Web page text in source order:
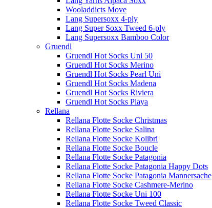
Wooladdicts Move
Lang Supersoxx 4-ply
Lang Super Soxx Tweed 6-ply
Lang Supersoxx Bamboo Color
Gruendl
Gruendl Hot Socks Uni 50
Gruendl Hot Socks Merino
Gruendl Hot Socks Pearl Uni
Gruendl Hot Socks Madena
Gruendl Hot Socks Riviera
Gruendl Hot Socks Playa
Rellana
Rellana Flotte Socke Christmas
Rellana Flotte Socke Salina
Rellana Flotte Socke Kolibri
Rellana Flotte Socke Boucle
Rellana Flotte Socke Patagonia
Rellana Flotte Socke Patagonia Happy Dots
Rellana Flotte Socke Patagonia Mannersache
Rellana Flotte Socke Cashmere-Merino
Rellana Flotte Socke Uni 100
Rellana Flotte Socke Tweed Classic